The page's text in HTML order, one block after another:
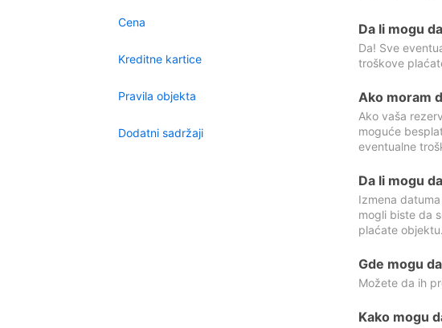
Cena
Kreditne kartice
Pravila objekta
Dodatni sadržaji
Da li mogu
Da! Sve
troškove
Ako moram
Ako vaša
moguće
eventualne
Da li mogu
Izmena
mogli biste da
plaćate objektu.
Gde mogu
Možete da ih
Kako mogu